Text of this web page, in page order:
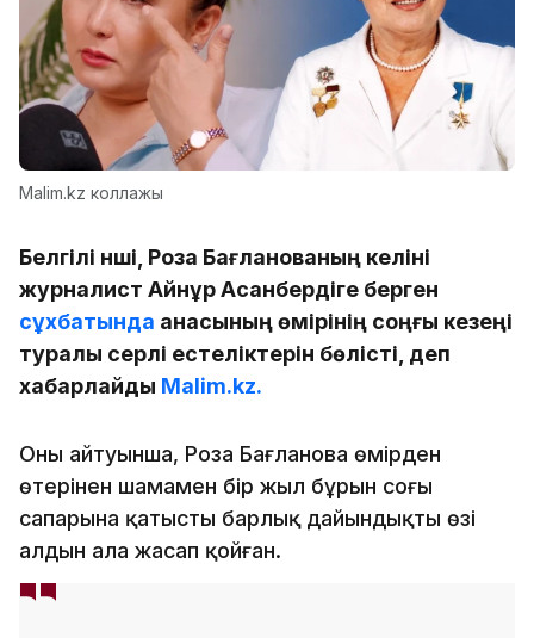
Malim.kz коллажы
Белгілі әнші, Роза Бағланованың келіні
журналист Айнұр Асанбердіге берген
сұхбатында анасының өмірінің соңғы кезеңі
туралы әсерлі естеліктерін бөлісті, деп
хабарлайды Malim.kz.
Оның айтуынша, Роза Бағланова өмірден
өтерінен шамамен бір жыл бұрын соңғы
сапарына қатысты барлық дайындықты өзі
алдын ала жасап қойған.